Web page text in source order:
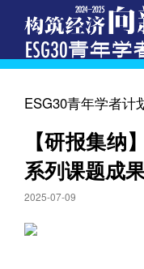
ESG30青年学者计
【研报集纳
系列课题成
2025-07-09